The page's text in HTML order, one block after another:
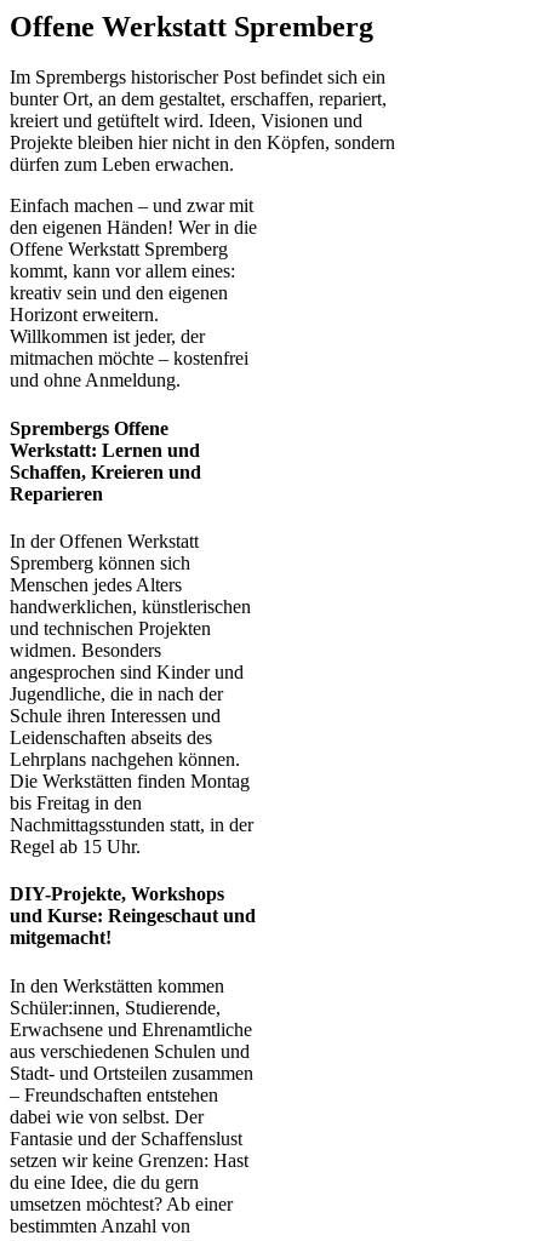
Offene Werkstatt Spremberg
Im Sprembergs historischer Post befindet sich ein
bunter Ort, an dem gestaltet, erschaffen, repariert,
kreiert und getüftelt wird. Ideen, Visionen und
Projekte bleiben hier nicht in den Köpfen, sondern
dürfen zum Leben erwachen.
Einfach machen – und zwar mit
den eigenen Händen! Wer in die
Offene Werkstatt Spremberg
kommt, kann vor allem eines:
kreativ sein und den eigenen
Horizont erweitern.
Willkommen ist jeder, der
mitmachen möchte – kostenfrei
und ohne Anmeldung.
Sprembergs Offene
Werkstatt: Lernen und
Schaffen, Kreieren und
Reparieren
In der Offenen Werkstatt
Spremberg können sich
Menschen jedes Alters
handwerklichen, künstlerischen
und technischen Projekten
widmen. Besonders
angesprochen sind Kinder und
Jugendliche, die in nach der
Schule ihren Interessen und
Leidenschaften abseits des
Lehrplans nachgehen können.
Die Werkstätten finden Montag
bis Freitag in den
Nachmittagsstunden statt, in der
Regel ab 15 Uhr.
DIY-Projekte, Workshops
und Kurse: Reingeschaut und
mitgemacht!
In den Werkstätten kommen
Schüler:innen, Studierende,
Erwachsene und Ehrenamtliche
aus verschiedenen Schulen und
Stadt- und Ortsteilen zusammen
– Freundschaften entstehen
dabei wie von selbst. Der
Fantasie und der Schaffenslust
setzen wir keine Grenzen: Hast
du eine Idee, die du gern
umsetzen möchtest? Ab einer
bestimmten Anzahl von